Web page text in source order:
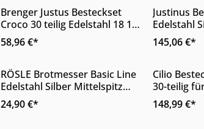
Produkt Anzahl: Gib den
Brenger Justus Besteckset
Croco 30 teilig Edelstahl 18 10
Silber Design Krokodilhaut
58,96 €*
Justinus
Edelstahl
modern
145,06 €*
Nur Online erhältlich
Produkt Anzahl: Gib den
RÖSLE Brotmesser Basic Line
Edelstahl Silber Mittelspitz
33,4 x 3,2 x 2,5 cm
24,90 €*
Online &
verfügbar
Cilio
30-teilig
Edelstahl
148,99 €*
Online & im Möbelhaus
verfügbar
Online &
erhältlich